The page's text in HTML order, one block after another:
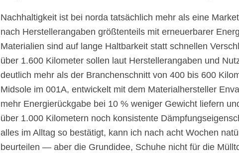
Nachhaltigkeit ist bei norda tatsächlich mehr als eine
nach Herstellerangaben größtenteils mit erneuerbarer
Materialien sind auf lange Haltbarkeit statt schnellen
über 1.600 Kilometer sollen laut Herstellerangaben und
deutlich mehr als der Branchenschnitt von 400 bis 600
Midsole im 001A, entwickelt mit dem Materialhersteller
mehr Energierückgabe bei 10 % weniger Gewicht liefern
über 1.000 Kilometern noch konsistente
alles im Alltag so bestätigt, kann ich nach acht Wochen
beurteilen — aber die Grundidee, Schuhe nicht für die